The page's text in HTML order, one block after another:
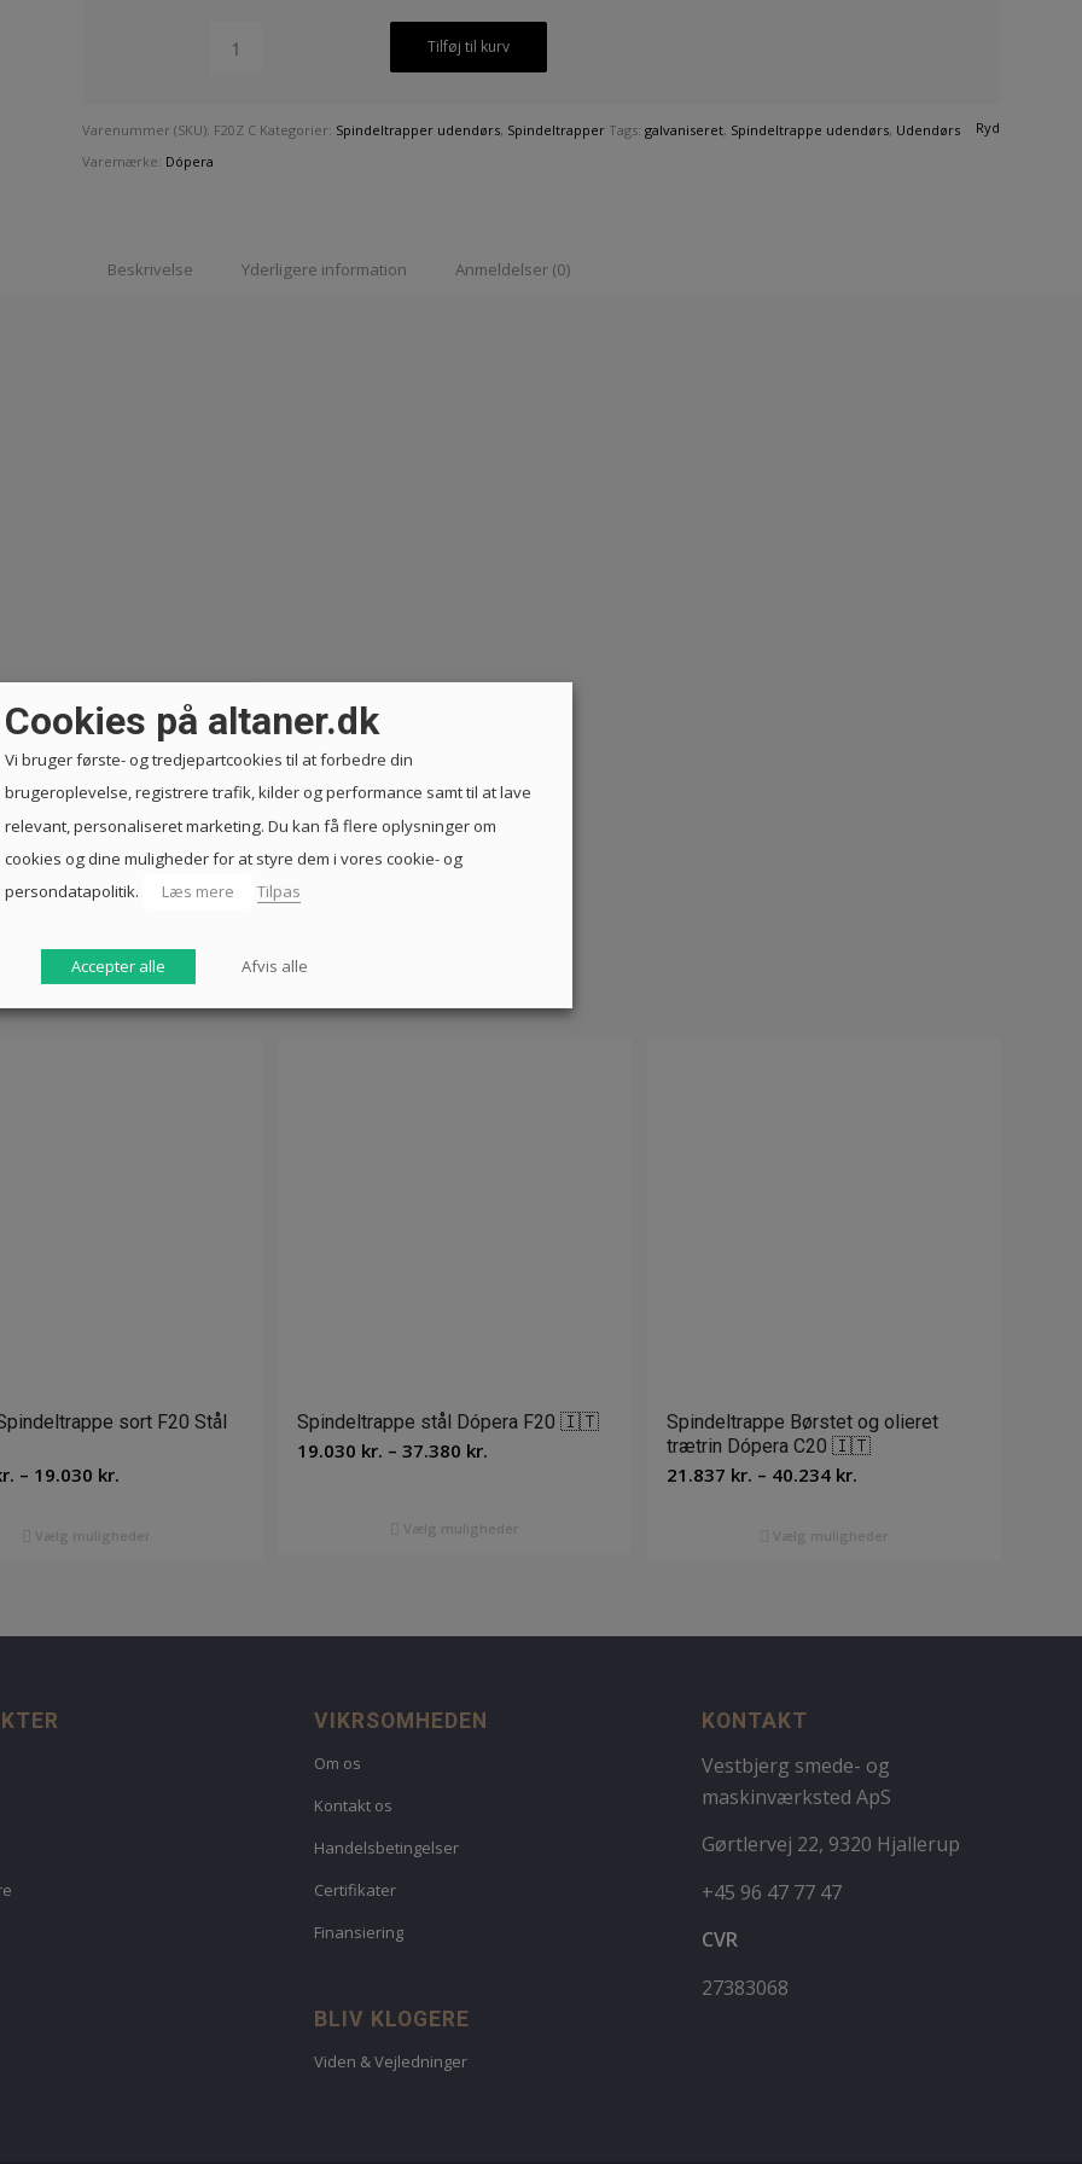
Ryd
Tilføj til kurv
Varenummer (SKU): F20Z C Kategorier: Spindeltrapper udendørs, Spindeltrapper Tags:galvaniseret, Spindeltrappe udendørs, Udendørs
Varemærke: Dópera
Beskrivelse Yderligere information Anmeldelser (0)
sort F20 Stål
– 19.030 kr.
til
Vælg muligheder
Spindeltrappe stål Dópera F20 🇮🇹
19.030 kr. – 37.380 kr.
37.380 kr.
Vælg muligheder
Spindeltrappe Børstet og olieret
trætrin Dópera C20 🇮🇹
21.837 kr. – 40.234 kr.
til
Vælg muligheder
VIKRSOMHEDEN
Om os
Kontakt os
Handelsbetingelser
Certifikater
Finansiering
BLIV KLOGERE
Viden & Vejledninger
KONTAKT
Vestbjerg smede- og
maskinværksted ApS
Gørtlervej 22, 9320 Hjallerup
+45 96 47 77 47
CVR
27383068
Cookies på altaner.dk
Vi bruger første- og tredjepartcookies til at forbedre din
brugeroplevelse, registrere trafik, kilder og performance samt til at lave
relevant, personaliseret marketing. Du kan få flere oplysninger om
cookies og dine muligheder for at styre dem i vores cookie- og
persondatapolitik.
Læs mere Tilpas
Accepter alle Afvis alle